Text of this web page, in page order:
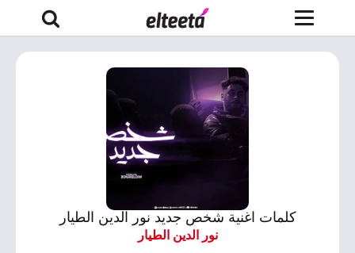
كلمات اغنية شخص جديد نور الدين الطيار
نور الدين الطيار